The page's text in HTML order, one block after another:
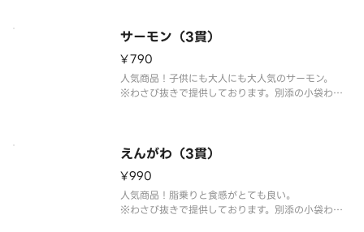
防止の為、まとめて容器にお詰め致します。
サーモン（3貫）
¥790
人気商品！子供にも大人にも大人気のサーモン。
※わさび抜きで提供しております。別添の小袋わさ
えんがわ（3貫）
¥990
人気商品！脂乗りと食感がとても良い。
※わさび抜きで提供しております。別添の小袋わさ